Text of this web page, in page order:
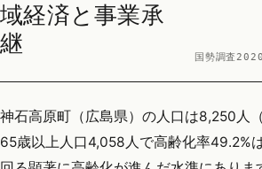
域経済と事業承
継
国勢調査
神石高原町（広島県）の人口は8,250人
65歳以上人口4,058人で高齢化率49.2%